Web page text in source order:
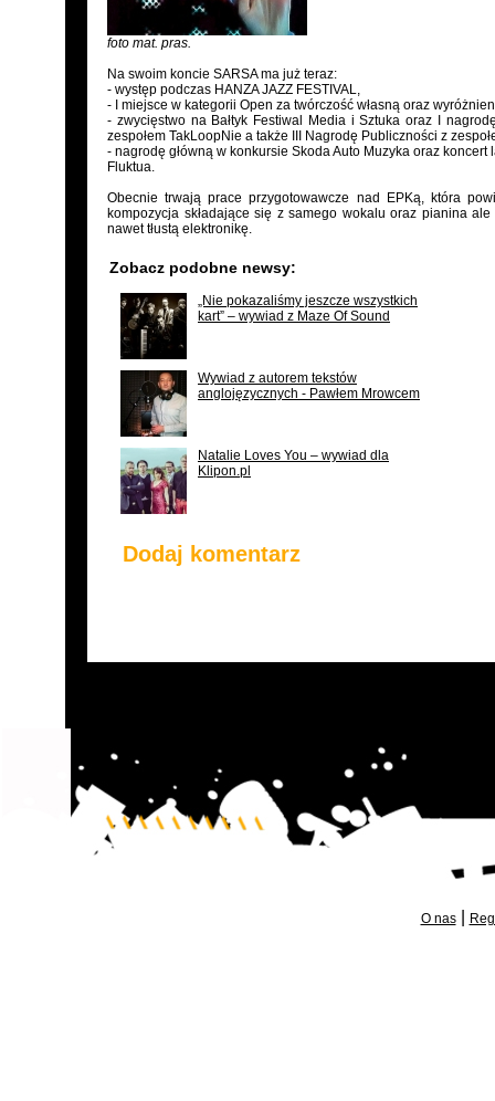
foto mat. pras.
Na swoim koncie SARSA ma już teraz:
- występ podczas HANZA JAZZ FESTIVAL,
- I miejsce w kategorii Open za twórczość własną oraz
- zwycięstwo na Bałtyk Festiwal Media i Sztuka oraz I
zespołem TakLoopNie a także III Nagrodę Publiczności z
- nagrodę główną w konkursie Skoda Auto Muzyka oraz
Fluktua.
Obecnie trwają prace przygotowawcze nad EPKą, która
kompozycja składające się z samego wokalu oraz pianina
nawet tłustą elektronikę.
Zobacz podobne newsy:
„Nie pokazaliśmy jeszcze wszystkich
kart” – wywiad z Maze Of Sound
Wywiad z autorem tekstów
anglojęzycznych - Pawłem Mrowcem
Natalie Loves You – wywiad dla
Klipon.pl
Dodaj komentarz
O nas|